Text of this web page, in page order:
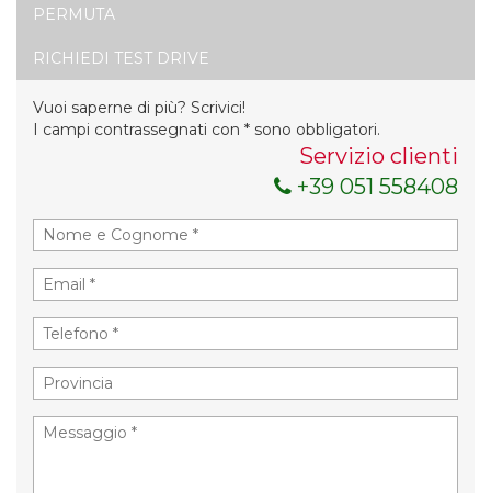
PERMUTA
RICHIEDI TEST DRIVE
Vuoi saperne di più? Scrivici!
I campi contrassegnati con * sono obbligatori.
Servizio clienti
+39 051 558408